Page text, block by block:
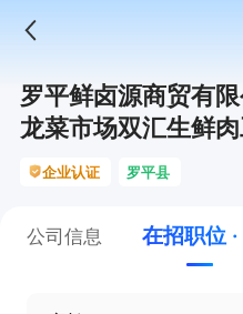
罗平鲜卤源商贸有
龙菜市场双汇生鲜肉
企业认证 罗平县
公司信息 在招职位